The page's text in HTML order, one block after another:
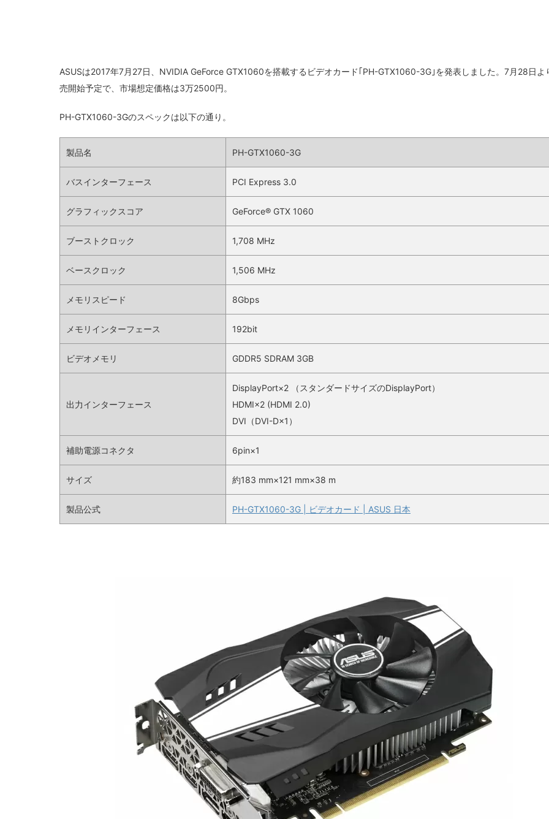
ASUSは2017年7月27日、NVIDIA GeForce GTX1060を搭載するビデオカード｢PH-GTX1060-3G｣を発表しました。7月28日よ
売開始予定で、市場想定価格は3万2500円。
PH-GTX1060-3Gのスペックは以下の通り。
製品名 PH-GTX1060-3G
バスインターフェース PCI Express 3.0
グラフィックスコア GeForce® GTX 1060
ブーストクロック 1,708 MHz
ベースクロック 1,506 MHz
メモリスピード 8Gbps
メモリインターフェース 192bit
ビデオメモリ GDDR5 SDRAM 3GB
出力インターフェース
DisplayPort×2 （スタンダードサイズのDisplayPort）
HDMI×2 (HDMI 2.0)
DVI（DVI-D×1）
補助電源コネクタ 6pin×1
サイズ 約183 mm×121 mm×38 m
製品公式 PH-GTX1060-3G | ビデオカード | ASUS 日本